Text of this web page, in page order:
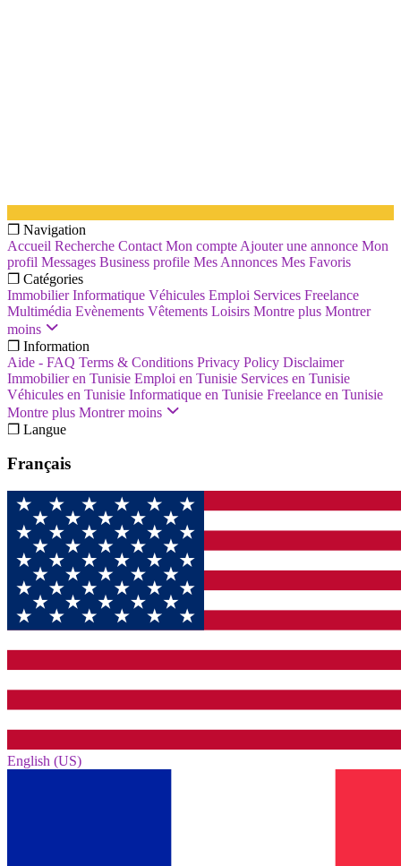
❐ Navigation
Accueil Recherche Contact Mon compte Ajouter une annonce Mon
profil Messages Business profile Mes Annonces Mes Favoris
❐ Catégories
Immobilier Informatique Véhicules Emploi Services Freelance
Multimédia Evènements Vêtements Loisirs Montre plus Montrer
moins
❐ Information
Aide - FAQ Terms & Conditions Privacy Policy Disclaimer
Immobilier en Tunisie Emploi en Tunisie Services en Tunisie
Véhicules en Tunisie Informatique en Tunisie Freelance en Tunisie
Montre plus Montrer moins
❐ Langue
Français
English (US)‎